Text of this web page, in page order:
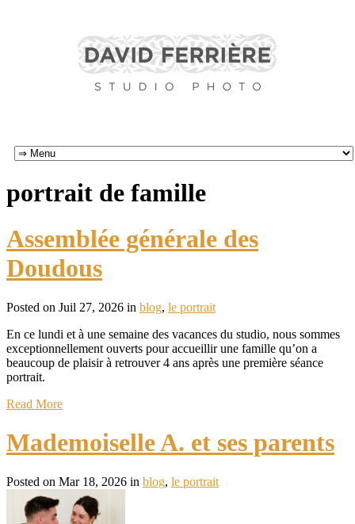
portrait de famille
Assemblée générale des
Doudous
Posted on Juil 27, 2026 in blog, le portrait
En ce lundi et à une semaine des vacances du studio, nous sommes
exceptionnellement ouverts pour accueillir une famille qu’on a
beaucoup de plaisir à retrouver 4 ans après une première séance
portrait.
Read More
Mademoiselle A. et ses parents
Posted on Mar 18, 2026 in blog, le portrait